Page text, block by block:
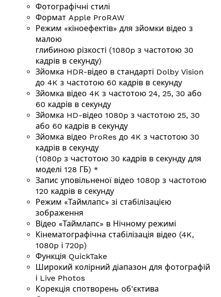
Фотографічні стилі
Формат Apple ProRAW
Режим «кіноефектів» для зйомки відео з
малою
глибиною різкості (1080p з частотою 30
кадрів в секунду)
Зйомка HDR-відео в стандарті Dolby Vision
до 4K з частотою 60 кадрів в секунду
Зйомка відео 4K з частотою 24, 25, 30 або
60 кадрів в секунду
Зйомка HD-відео 1080p з частотою 25, 30
або 60 кадрів в секунду
Зйомка відео ProRes до 4K з частотою 30
кадрів в секунду
(1080p з частотою 30 кадрів в секунду для
моделі 128 ГБ) *
Запис уповільненої відео 1080р з частотою
120 кадрів в секунду
Режим «Таймлапс» зі стабілізацією
зображення
Відео «Таймлапс» в Нічному режимі
Кінематографічна стабілізація відео (4K,
1080p і 720p)
Функція QuickTake
Широкий колірний діапазон для фотографій
і Live Photos
Корекція спотворень об'єктива